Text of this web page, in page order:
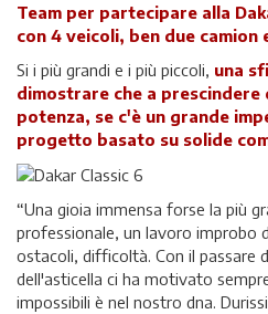
Team per partecipare alla
con 4 veicoli, ben due camion
Si i più grandi e i più piccoli, una
dimostrare che a prescindere
potenza, se c'è un grande
progetto basato su solide
“Una gioia immensa forse la più
professionale, un lavoro improbo
ostacoli, difficoltà. Con il passare
dell'asticella ci ha motivato
impossibili è nel nostro dna.